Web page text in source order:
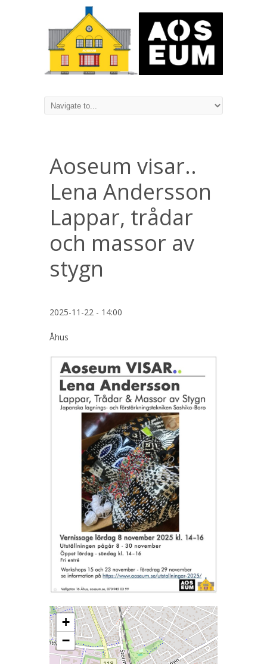
Aoseum visar..
Lena Andersson
Lappar, trådar
och massor av
stygn
2025-11-22 - 14:00
Åhus
+
−